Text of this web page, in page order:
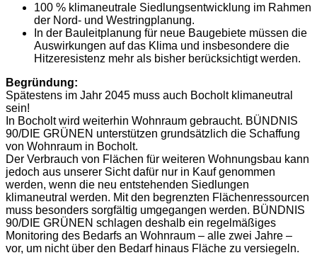
100 % klimaneutrale Siedlungsentwicklung im Rahmen
der Nord- und Westringplanung.
In der Bauleitplanung für neue Baugebiete müssen die
Auswirkungen auf das Klima und insbesondere die
Hitzeresistenz mehr als bisher berücksichtigt werden.
Begründung:
Spätestens im Jahr 2045 muss auch Bocholt klimaneutral
sein!
In Bocholt wird weiterhin Wohnraum gebraucht. BÜNDNIS
90/DIE GRÜNEN unterstützen grundsätzlich die Schaffung
von Wohnraum in Bocholt.
Der Verbrauch von Flächen für weiteren Wohnungsbau kann
jedoch aus unserer Sicht dafür nur in Kauf genommen
werden, wenn die neu entstehenden Siedlungen
klimaneutral werden. Mit den begrenzten Flächenressourcen
muss besonders sorgfältig umgegangen werden. BÜNDNIS
90/DIE GRÜNEN schlagen deshalb ein regelmäßiges
Monitoring des Bedarfs an Wohnraum – alle zwei Jahre –
vor, um nicht über den Bedarf hinaus Fläche zu versiegeln.